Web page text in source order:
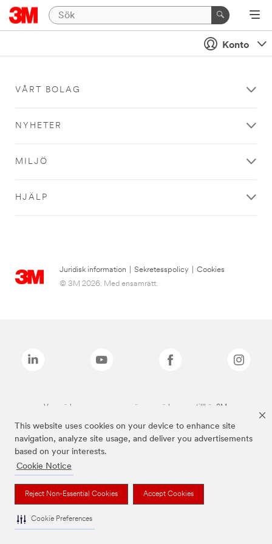
This website uses cookies on your device to enhance site
navigation, analyze site usage, and deliver you advertisements
based on your interests.
Cookie Notice
Reject Non-Essential Cookies Accept Cookies
Cookie Preferences
Konto
VÅRT BOLAG
NYHETER
MILJÖ
HJÄLP
Juridisk information Sekretesspolicy
Cookies
© 3M 2026. Med ensamrätt.
Varumärken som anges ovan är varumärken som tillhör 3M.